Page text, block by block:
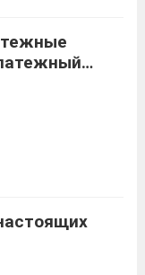
лесопожарной